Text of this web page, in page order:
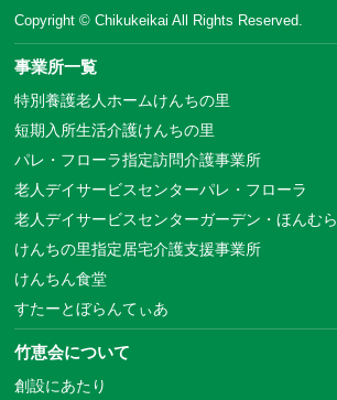
Copyright © Chikukeikai All Rights Reserved.
事業所一覧
特別養護老人ホームけんちの里
短期入所生活介護けんちの里
パレ・フローラ指定訪問介護事業所
老人デイサービスセンターパレ・フローラ
老人デイサービスセンターガーデン・ほんむら
けんちの里指定居宅介護支援事業所
けんちん食堂
すたーとぼらんてぃあ
竹恵会について
創設にあたり